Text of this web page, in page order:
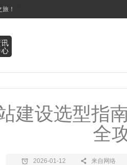
！
建设选型指
全
2026-01-12 来自网络